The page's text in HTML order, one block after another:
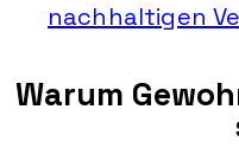
nachhaltigen
Warum